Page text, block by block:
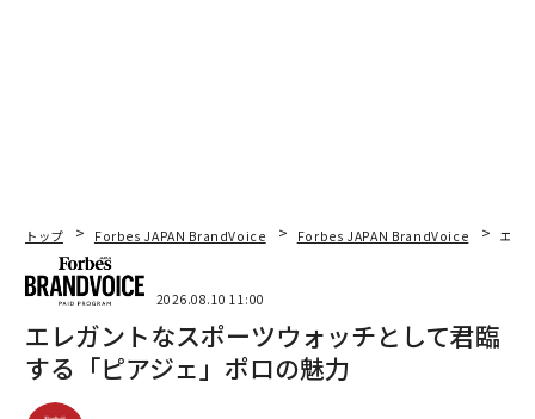
トップ Forbes JAPAN BrandVoice Forbes JAPAN BrandVoice エレ
2026.08.10 11:00
エレガントなスポーツウォッチとして君臨
する「ピアジェ」ポロの魅力